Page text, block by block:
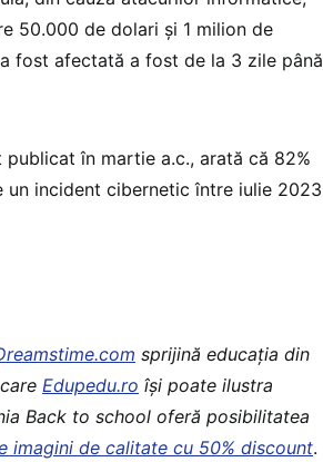
50.000 de dolari și 1 milion de
fost afectată a fost de la 3 zile până
în martie a.c., arată că 82%
incident cibernetic între iulie 2023
sprijină educaţia din
Edupedu.ro îşi poate ilustra
Back to school oferă posibilitatea
imagini de calitate cu 50% discount.